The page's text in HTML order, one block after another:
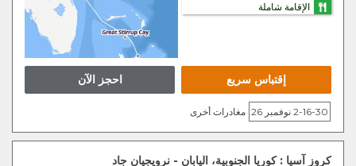
الإقامة شاملة
احجز الآن إقتباس سريع
2-16-30 نوفمبر 26 مغادرات أخرى
كروز آسيا : كوريا الجنوبية، اليابان - نرويجيان جاد